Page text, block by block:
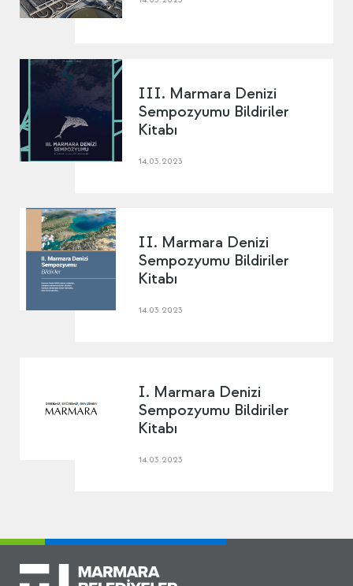
III. Marmara Denizi
Sempozyumu Bildiriler
Kitabı
14.03.2023
II. Marmara Denizi
Sempozyumu Bildiriler
Kitabı
14.03.2023
I. Marmara Denizi
Sempozyumu Bildiriler
Kitabı
14.03.2023